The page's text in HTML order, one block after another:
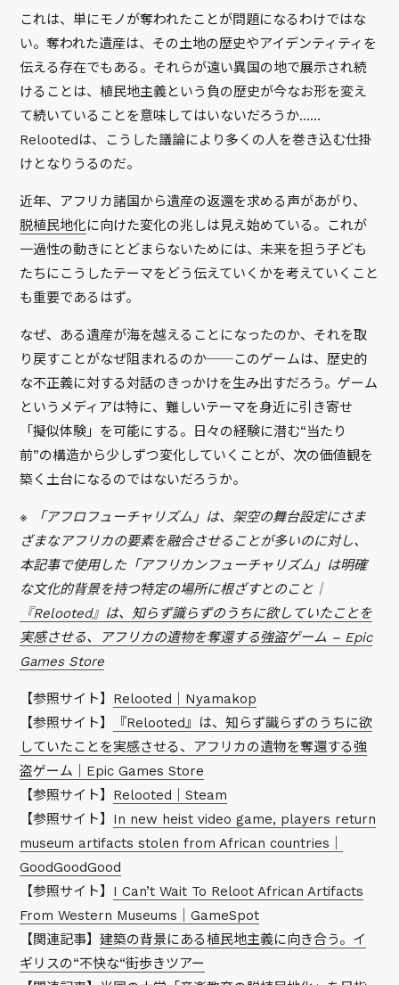
これは、単にモノが奪われたことが問題になるわけではな
い。奪われた遺産は、その土地の歴史やアイデンティティを
伝える存在でもある。それらが遠い異国の地で展示され続
けることは、植民地主義という負の歴史が今なお形を変え
て続いていることを意味してはいないだろうか……
Relootedは、こうした議論により多くの人を巻き込む仕掛
けとなりうるのだ。
近年、アフリカ諸国から遺産の返還を求める声があがり、
脱植民地化に向けた変化の兆しは見え始めている。これが
一過性の動きにとどまらないためには、未来を担う子ども
たちにこうしたテーマをどう伝えていくかを考えていくこと
も重要であるはず。
なぜ、ある遺産が海を越えることになったのか、それを取
り戻すことがなぜ阻まれるのか──このゲームは、歴史的
な不正義に対する対話のきっかけを生み出すだろう。ゲーム
というメディアは特に、難しいテーマを身近に引き寄せ
「擬似体験」を可能にする。日々の経験に潜む“当たり
前”の構造から少しずつ変化していくことが、次の価値観を
築く土台になるのではないだろうか。
※ 「アフロフューチャリズム」は、架空の舞台設定にさま
ざまなアフリカの要素を融合させることが多いのに対し、
本記事で使用した「アフリカンフューチャリズム」は明確
な文化的背景を持つ特定の場所に根ざすとのこと｜
『Relooted』は、知らず識らずのうちに欲していたことを
実感させる、アフリカの遺物を奪還する強盗ゲーム – Epic
Games Store
【参照サイト】 Relooted｜Nyamakop
【参照サイト】
『Relooted』は、知らず識らずのうちに欲
していたことを実感させる、アフリカの遺物を奪還する強
盗ゲーム｜Epic Games Store
【参照サイト】 Relooted｜Steam
【参照サイト】 In new heist video game, players return
museum artifacts stolen from African countries｜
GoodGoodGood
【参照サイト】 I Can’t Wait To Reloot African Artifacts
From Western Museums｜GameSpot
【関連記事】建築の背景にある植民地主義に向き合う。イ
ギリスの“不快な“街歩きツアー